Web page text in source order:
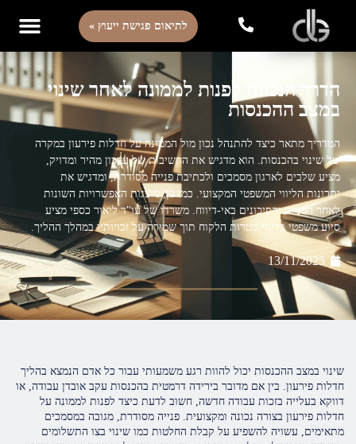
לתיאום פגישת ייעוץ »
הדרך הנכונה לפנות לממונה לאחר שינוי
במצב ההכנסות
המדריך מתאר כיצד להתנהל נכון מול הממונה על חדלות פירעון במקרה
של שינוי בהכנסות. הוא מדגיש את החשיבות של עדכון מהיר ומדויק,
מציע שלבים לארגון מסמכים ולכתיבת פנייה מסודרת, ומדגיש את
יתרונות הליווי המשפטי המקצועי. כמו כן, מוצגות האפשרויות השונות
לאחר הפנייה והסיכונים באי-דיווח. משרדו של עו"ד ליאור כספי מציע
סיוע משפטי בליווי מטרות הלקוח תוך שמירה על זכויותיו במהלך ההליך.
13/11/2025
שינוי במצב ההכנסות יכול להוות רגע משמעותי עבור כל אדם הנמצא בהליך
חדלות פירעון. בין אם מדובר בירידה דרמטית בהכנסות עקב אובדן עבודה, או
דווקא בעלייה בזכות עבודה חדשה, חשוב לדעת כיצד לפנות לממונה על
חדלות פירעון בצורה נכונה ומקצועית. פנייה מסודרת, מגובה במסמכים
מתאימים, עשויה להשפיע על קבלת החלטות כמו שינוי בצו התשלומים